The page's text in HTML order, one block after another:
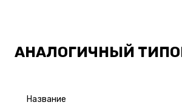
АНАЛОГИЧНЫЙ
Название